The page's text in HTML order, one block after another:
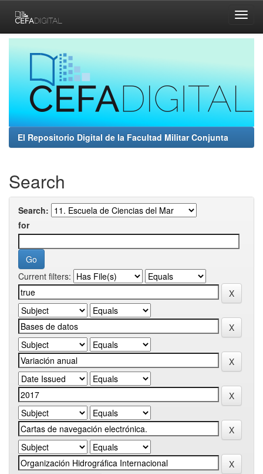
navigation
El Repositorio Digital de la Facultad Militar Conjunta
Search
Search:
for
Current filters: